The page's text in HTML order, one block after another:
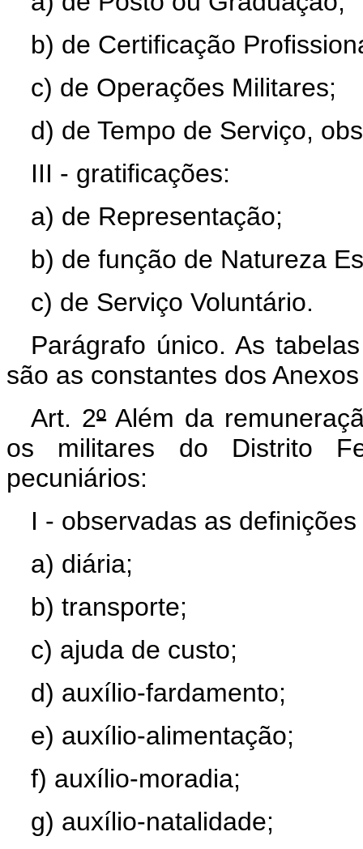
b) de Certificação
c) de Operações Militares;
d) de Tempo de Serviço,
III - gratificações:
a) de Representação;
b) de função de Natureza
c) de Serviço Voluntário.
Parágrafo único. As
são as constantes dos
Art. 2ºAlém da
os militares do Distrito
pecuniários:
I - observadas as
a) diária;
b) transporte;
c) ajuda de custo;
d) auxílio-fardamento;
e) auxílio-alimentação;
f) auxílio-moradia;
g) auxílio-natalidade;